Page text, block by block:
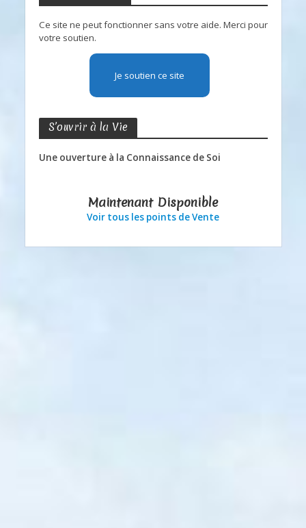
Ce site ne peut fonctionner sans votre aide. Merci pour
votre soutien.
Je soutien ce site
S’ouvrir à la Vie
Une ouverture à la Connaissance de Soi
Maintenant Disponible
Voir tous les points de Vente